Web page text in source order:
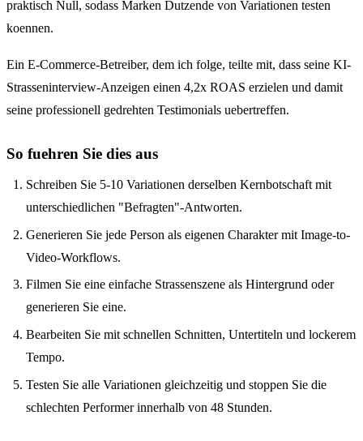
praktisch Null, sodass Marken Dutzende von Variationen testen
koennen.
Ein E-Commerce-Betreiber, dem ich folge, teilte mit, dass seine KI-
Strasseninterview-Anzeigen einen 4,2x ROAS erzielen und damit
seine professionell gedrehten Testimonials uebertreffen.
So fuehren Sie dies aus
Schreiben Sie 5-10 Variationen derselben Kernbotschaft mit
unterschiedlichen "Befragten"-Antworten.
Generieren Sie jede Person als eigenen Charakter mit Image-to-
Video-Workflows.
Filmen Sie eine einfache Strassenszene als Hintergrund oder
generieren Sie eine.
Bearbeiten Sie mit schnellen Schnitten, Untertiteln und lockerem
Tempo.
Testen Sie alle Variationen gleichzeitig und stoppen Sie die
schlechten Performer innerhalb von 48 Stunden.